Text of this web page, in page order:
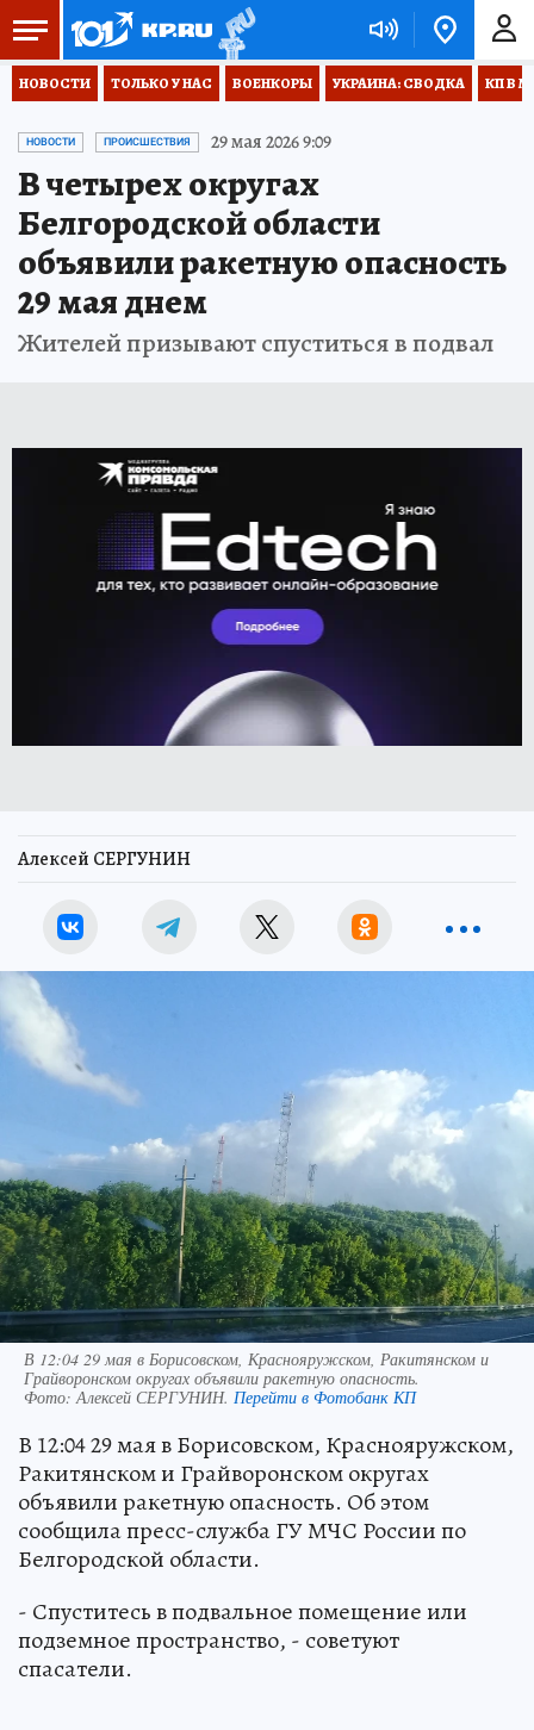
НОВОСТИ ТОЛЬКО У НАС ВОЕНКОРЫ УКРАИНА: СВОДКА КП В
НОВОСТИ ПРОИСШЕСТВИЯ 29 мая 2026 9:09
В четырех округах
Белгородской области
объявили ракетную опасность
29 мая днем
Жителей призывают спуститься в подвал
Алексей СЕРГУНИН
В 12:04 29 мая в Борисовском, Краснояружском, Ракитянском и
Грайворонском округах объявили ракетную опасность.
Фото:Алексей СЕРГУНИН. Перейти в Фотобанк КП
В 12:04 29 мая в Борисовском, Краснояружском,
Ракитянском и Грайворонском округах
объявили ракетную опасность. Об этом
сообщила пресс-служба ГУ МЧС России по
Белгородской области.
- Спуститесь в подвальное помещение или
подземное пространство, - советуют
спасатели.